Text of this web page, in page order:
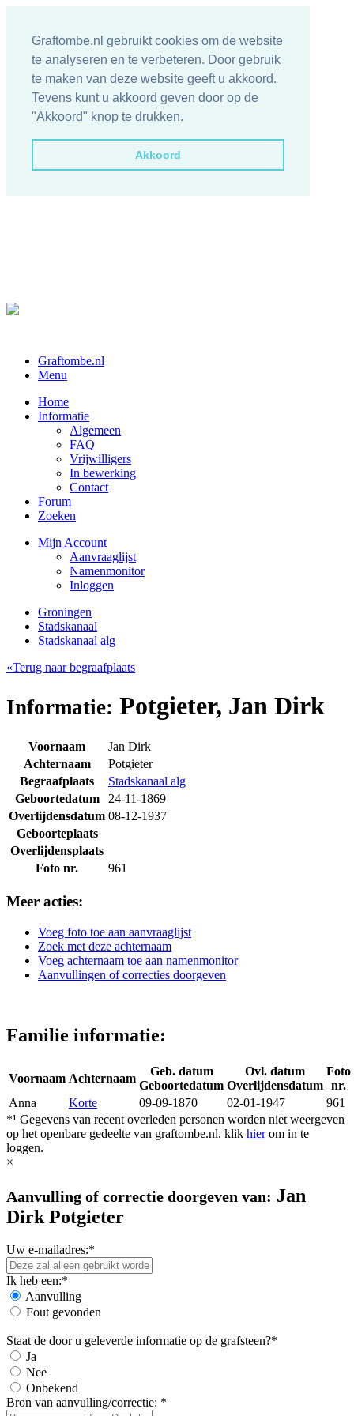
Graftombe.nl gebruikt cookies om de website
te analyseren en te verbeteren. Door gebruik
te maken van deze website geeft u akkoord.
Tevens kunt u akkoord geven door op de
"Akkoord" knop te drukken.
Akkoord
Graftombe.nl
Menu
Home
Informatie
Algemeen
FAQ
Vrijwilligers
In bewerking
Contact
Forum
Zoeken
Mijn Account
Aanvraaglijst
Namenmonitor
Inloggen
Groningen
Stadskanaal
Stadskanaal alg
«Terug naar begraafplaats
Informatie: Potgieter, Jan Dirk
Voornaam
Jan Dirk
Achternaam
Potgieter
Begraafplaats
Stadskanaal alg
Geboortedatum
24-11-1869
Overlijdensdatum 08-12-1937
Geboorteplaats
Overlijdensplaats
Foto nr.
961
Meer acties:
Voeg foto toe aan aanvraaglijst
Zoek met deze achternaam
Voeg achternaam toe aan namenmonitor
Aanvullingen of correcties doorgeven
Familie informatie:
Voornaam Achternaam
Geb. datum
Geboortedatum
Ovl. datum
Overlijdensdatum
Foto
nr.
Anna
Korte 09-09-1870 02-01-1947
961
*¹ Gegevens van recent overleden personen worden niet weergeven
op het openbare gedeelte van graftombe.nl. klik hierom in te
loggen.
×
Aanvulling of correctie doorgeven van: Jan
Dirk Potgieter
Uw e-mailadres:*
Ik heb een:*
Aanvulling
Fout gevonden
Staat de door u geleverde informatie op de grafsteen?*
Ja
Nee
Onbekend
Bron van aanvulling/correctie: *